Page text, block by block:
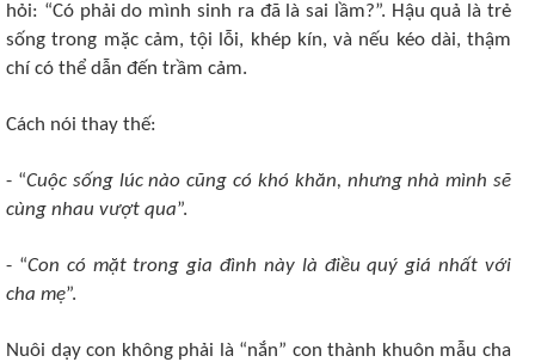
hỏi: “Có phải do mình sinh ra đã là sai lầm?”. Hậu quả là trẻ
sống trong mặc cảm, tội lỗi, khép kín, và nếu kéo dài, thậm
chí có thể dẫn đến trầm cảm.
Cách nói thay thế:
- “Cuộc sống lúc nào cũng có khó khăn, nhưng nhà mình sẽ
cùng nhau vượt qua”.
- “Con có mặt trong gia đình này là điều quý giá nhất với
cha mẹ”.
Nuôi dạy con không phải là “nắn” con thành khuôn mẫu cha